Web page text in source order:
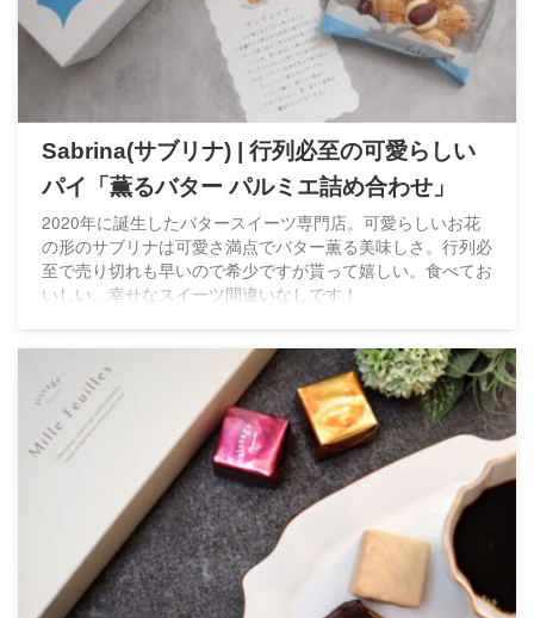
Sabrina(サブリナ) | 行列必至の可愛らしい
パイ「薫るバター パルミエ詰め合わせ」
2020年に誕生したバタースイーツ専門店。可愛らしいお花
の形のサブリナは可愛さ満点でバター薫る美味しさ。行列必
至で売り切れも早いので希少ですが貰って嬉しい。食べてお
いしい。幸せなスイーツ間違いなしです！